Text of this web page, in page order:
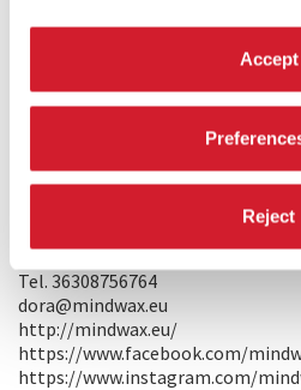
Accept
Reject
1144 – Budapest, Hungary
http://mindwax.eu/
https://www.facebook.com/
https://www.instagram.com/
DISTRIBUZIONE
1144 – Budapest, Hungary
Tel. 36308756764
dora@mindwax.eu
http://mindwax.eu/
https://www.facebook.com/
https://www.instagram.com/